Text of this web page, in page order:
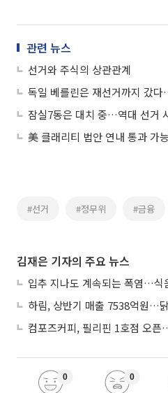
관련 뉴스
선거와 주식의 상관관계
#선거 #정무위 #금융
김재은 기자의 주요 뉴스
하림, 상반기 매출 7538억원…
0 0